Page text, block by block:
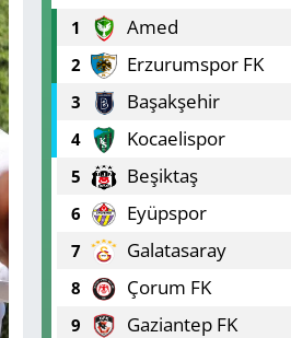
1 Amed
2 Erzurumspor FK
3 Başakşehir
4 Kocaelispor
5 Beşiktaş
6 Eyüpspor
7 Galatasaray
8 Çorum FK
9 Gaziantep FK